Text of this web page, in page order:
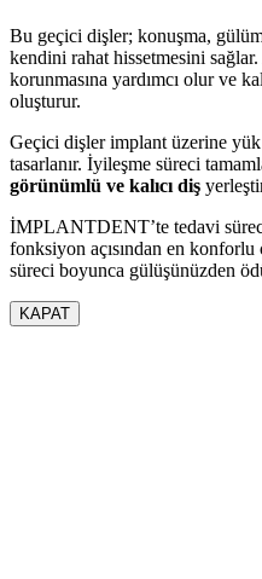
Bu geçici dişler; konuşma,
kendini rahat hissetmesini
korunmasına yardımcı olur ve
oluşturur.
Geçici dişler implant üzerine
tasarlanır. İyileşme süreci
görünümlü ve kalıcı diş
İMPLANTDENT’te tedavi
fonksiyon açısından en
süreci boyunca gülüşünüzden
KAPAT